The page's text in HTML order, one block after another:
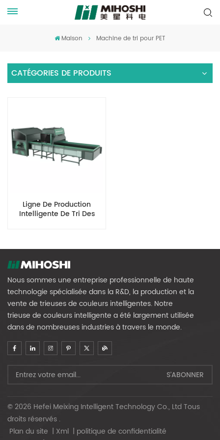
Maison Machine de tri pour PET
CATÉGORIES DE PRODUITS
Ligne De Production
Intelligente De Tri Des
Nous sommes une entreprise professionnelle de haute
technologie spécialisée dans la R&D, la production et la
vente de trieuses de couleurs intelligentes. Notre
trieuse de couleurs intelligente a été largement utilisée
dans de nombreuses industries à travers le monde.
© 2026 Hefei Meixing Intelligent Technology Co., Ltd Tous
droits réservés .
Plan du site | Xml | politique de confidentialité